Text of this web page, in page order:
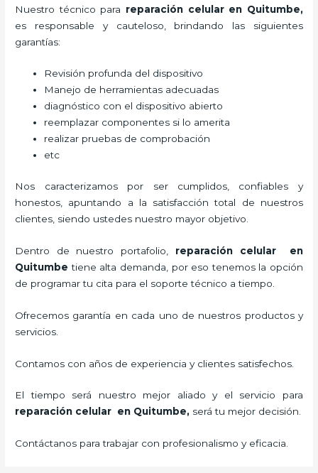
Nuestro técnico para reparación celularen Quitumbe,
es responsable y cauteloso, brindando las siguientes
garantías:
Revisión profunda del dispositivo
Manejo de herramientas adecuadas
diagnóstico con el dispositivo abierto
reemplazar componentes si lo amerita
realizar pruebas de comprobación
etc
Nos caracterizamos por ser cumplidos, confiables y
honestos, apuntando a la satisfacción total de nuestros
clientes, siendo ustedes nuestro mayor objetivo.
Dentro de nuestro portafolio, reparación celularen
Quitumbe tiene alta demanda, por eso tenemos la opción
de programar tu cita para el soporte técnico a tiempo.
Ofrecemos garantía en cada uno de nuestros productos y
servicios.
Contamos con años de experiencia y clientes satisfechos.
El tiempo será nuestro mejor aliado y el servicio para
reparación celular en Quitumbe, será tu mejor decisión.
Contáctanos para trabajar con profesionalismo y eficacia.